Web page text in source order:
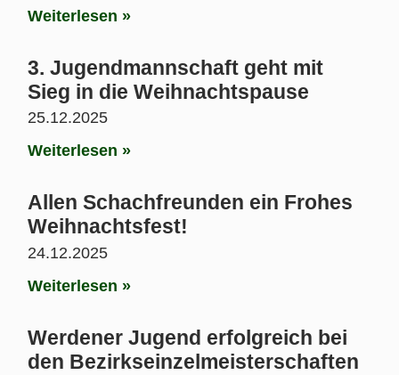
Weiterlesen »
3. Jugendmannschaft geht mit
Sieg in die Weihnachtspause
25.12.2025
Weiterlesen »
Allen Schachfreunden ein Frohes
Weihnachtsfest!
24.12.2025
Weiterlesen »
Werdener Jugend erfolgreich bei
den Bezirkseinzelmeisterschaften